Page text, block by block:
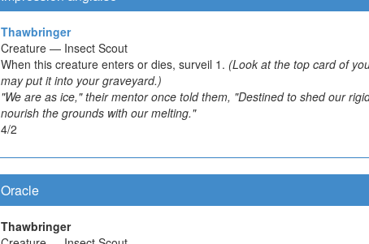
Thawbringer
Creature — Insect Scout
When this creature enters or dies, surveil 1. (Look at the top card of
may put it into your graveyard.)
"We are as ice," their mentor once told them, "Destined to shed our
nourish the grounds with our melting."
4/2
Oracle
Thawbringer